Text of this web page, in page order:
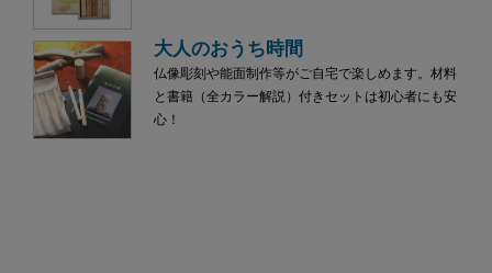
大人のおうち時間
仏像彫刻や能面制作等がご自宅で楽しめます。材料
と書籍（全カラー解説）付きセットは初心者にも安
心！